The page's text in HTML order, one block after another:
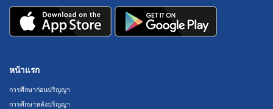
หน้าแรก
การศึกษาก่อนปริญญา
การศึกษาหลังปริญญา